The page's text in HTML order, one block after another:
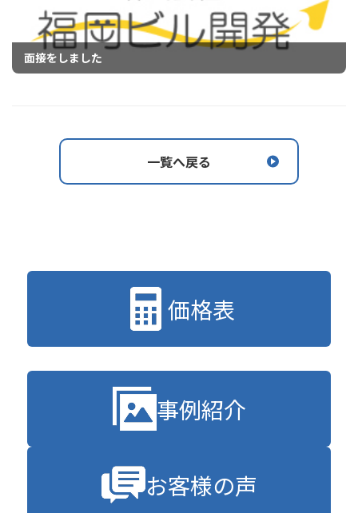
面接をしました
一覧へ戻る
価格表
事例紹介
お客様の声